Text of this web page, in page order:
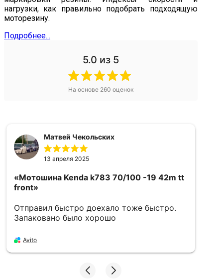
нагрузки, как правильно подобрать подходящую
моторезину.
Подробнее...
5.0 из 5
На основе 260 оценок
Матвей Чекольских
13 апреля 2025
«Мотошина Kenda k783 70/100 -19 42m tt
front»
Отправил быстро доехало тоже быстро.
Запаковано было хорошо
Avito